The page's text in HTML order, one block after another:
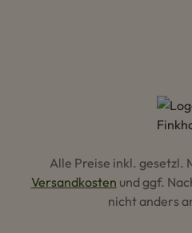
Alle Preise inkl. gesetzl.
Versandkosten und ggf.
nicht anders